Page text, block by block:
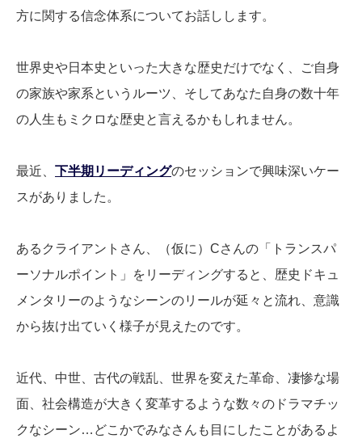
方に関する信念体系についてお話しします。
世界史や日本史といった大きな歴史だけでなく、ご自身
の家族や家系というルーツ、そしてあなた自身の数十年
の人生もミクロな歴史と言えるかもしれません。
最近、 下半期リーディングのセッションで興味深いケー
スがありました。
あるクライアントさん、（仮に）Cさんの「トランスパ
ーソナルポイント」をリーディングすると、歴史ドキュ
メンタリーのようなシーンのリールが延々と流れ、意識
から抜け出ていく様子が見えたのです。
近代、中世、古代の戦乱、世界を変えた革命、凄惨な場
面、社会構造が大きく変革するような数々のドラマチッ
クなシーン…どこかでみなさんも目にしたことがあるよ